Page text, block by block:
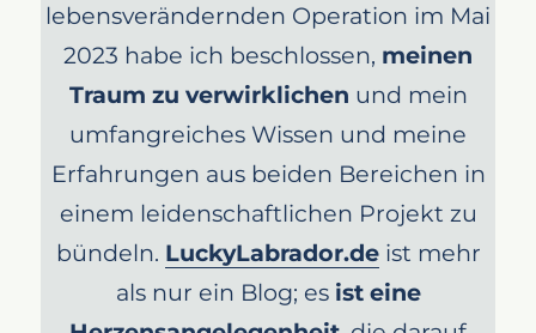
lebensverändernden Operation im Mai
2023 habe ich beschlossen, meinen
Traum zu verwirklichen und mein
umfangreiches Wissen und meine
Erfahrungen aus beiden Bereichen in
einem leidenschaftlichen Projekt zu
bündeln. LuckyLabrador.deist mehr
als nur ein Blog; es ist eine